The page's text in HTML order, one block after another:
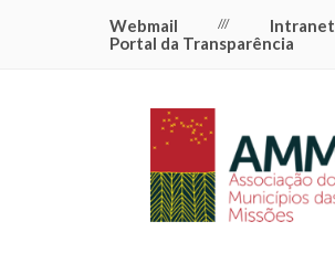
Webmail /// Intranet
Portal da Transparência